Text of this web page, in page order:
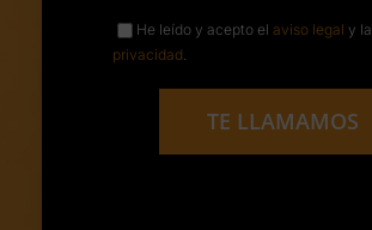
He leído y acepto elaviso legal y la
privacidad.
TE LLAMAMOS